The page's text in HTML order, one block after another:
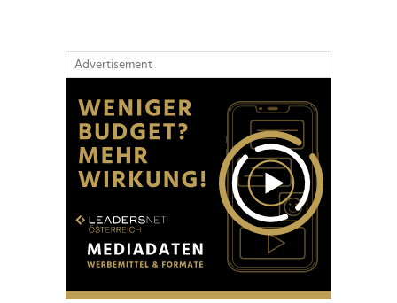
Advertisement